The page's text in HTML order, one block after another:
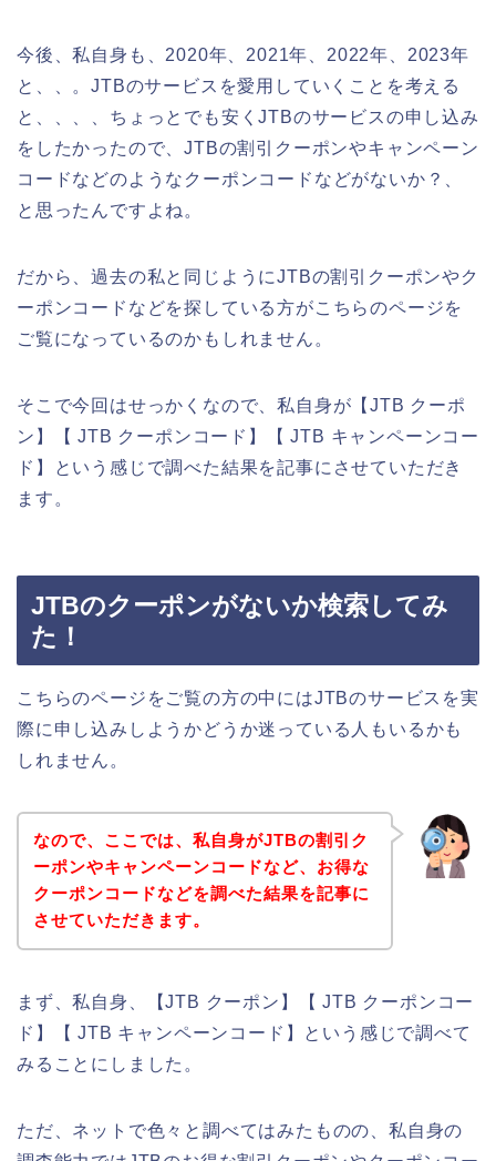
今後、私自身も、2020年、2021年、2022年、2023年
と、、。JTBのサービスを愛用していくことを考える
と、、、、ちょっとでも安くJTBのサービスの申し込み
をしたかったので、JTBの割引クーポンやキャンペーン
コードなどのようなクーポンコードなどがないか？、
と思ったんですよね。
だから、過去の私と同じようにJTBの割引クーポンやク
ーポンコードなどを探している方がこちらのページを
ご覧になっているのかもしれません。
そこで今回はせっかくなので、私自身が【JTB クーポ
ン】【 JTB クーポンコード】【 JTB キャンペーンコー
ド】という感じで調べた結果を記事にさせていただき
ます。
JTBのクーポンがないか検索してみ
た！
こちらのページをご覧の方の中にはJTBのサービスを実
際に申し込みしようかどうか迷っている人もいるかも
しれません。
なので、ここでは、私自身がJTBの割引ク
ーポンやキャンペーンコードなど、お得な
クーポンコードなどを調べた結果を記事に
させていただきます。
まず、私自身、【JTB クーポン】【 JTB クーポンコー
ド】【 JTB キャンペーンコード】という感じで調べて
みることにしました。
ただ、ネットで色々と調べてはみたものの、私自身の